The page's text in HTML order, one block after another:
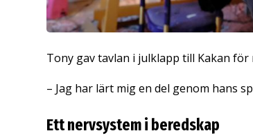
Tony gav tavlan i julklapp till Kakan
– Jag har lärt mig en del genom hans
Ett nervsystem i beredskap